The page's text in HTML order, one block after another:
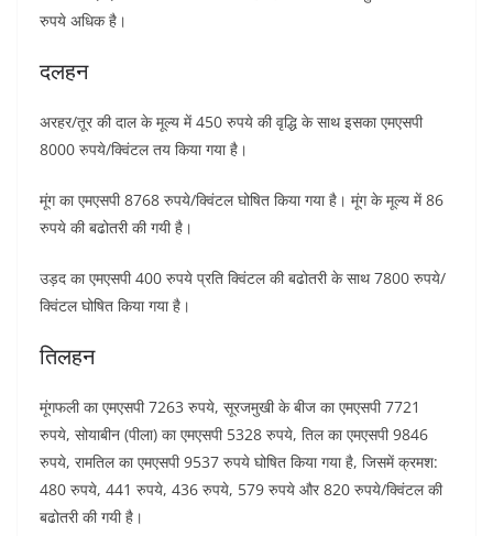
रुपये अधिक है।
दलहन
अरहर/तूर की दाल के मूल्य में 450 रुपये की वृद्धि के साथ इसका एमएसपी
8000 रुपये/क्विंटल तय किया गया है।
मूंग का एमएसपी 8768 रुपये/क्विंटल घोषित किया गया है। मूंग के मूल्य में 86
रुपये की बढोतरी की गयी है।
उड़द का एमएसपी 400 रुपये प्रति क्विंटल की बढोतरी के साथ 7800 रुपये/
क्विंटल घोषित किया गया है।
तिलहन
मूंगफली का एमएसपी 7263 रुपये, सूरजमुखी के बीज का एमएसपी 7721
रुपये, सोयाबीन (पीला) का एमएसपी 5328 रुपये, तिल का एमएसपी 9846
रुपये, रामतिल का एमएसपी 9537 रुपये घोषित किया गया है, जिसमें क्रमश:
480 रुपये, 441 रुपये, 436 रुपये, 579 रुपये और 820 रुपये/क्विंटल की
बढोतरी की गयी है।